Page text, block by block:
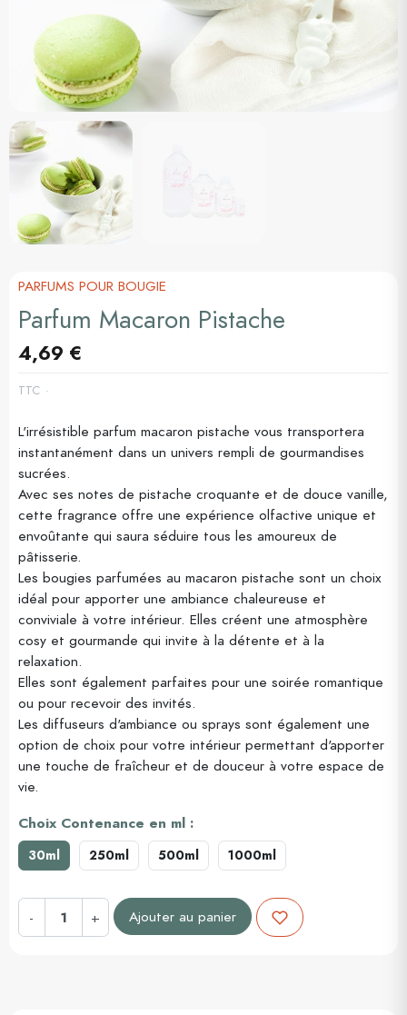
PARFUMS POUR BOUGIE
Parfum Macaron Pistache
4,69 €
TTC
L'irrésistible parfum macaron pistache vous transportera
instantanément dans un univers rempli de gourmandises
sucrées.
Avec ses notes de pistache croquante et de douce vanille,
cette fragrance offre une expérience olfactive unique et
envoûtante qui saura séduire tous les amoureux de
pâtisserie.
Les bougies parfumées au macaron pistache sont un choix
idéal pour apporter une ambiance chaleureuse et
conviviale à votre intérieur. Elles créent une atmosphère
cosy et gourmande qui invite à la détente et à la
relaxation.
Elles sont également parfaites pour une soirée romantique
ou pour recevoir des invités.
Les diffuseurs d'ambiance ou sprays sont également une
option de choix pour votre intérieur permettant d'apporter
une touche de fraîcheur et de douceur à votre espace de
vie.
Choix Contenance en ml :
30ml 250ml 500ml 1000ml
- + Ajouter au panier